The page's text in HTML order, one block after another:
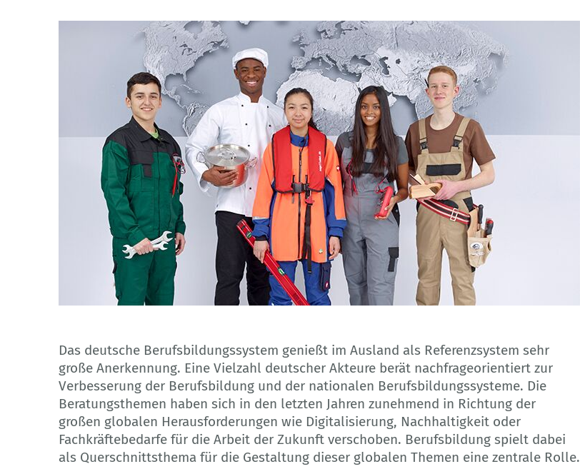
Das deutsche Berufsbildungssystem genießt im Ausland als Referenzsystem sehr
große Anerkennung. Eine Vielzahl deutscher Akteure berät nachfrageorientiert zur
Verbesserung der Berufsbildung und der nationalen Berufsbildungssysteme. Die
Beratungsthemen haben sich in den letzten Jahren zunehmend in Richtung der
großen globalen Herausforderungen wie Digitalisierung, Nachhaltigkeit oder
Fachkräfte­bedarfe für die Arbeit der Zukunft verschoben. Berufsbildung spielt dabei
als Querschnittsthema für die Gestaltung dieser globalen Themen eine zentrale Rolle.